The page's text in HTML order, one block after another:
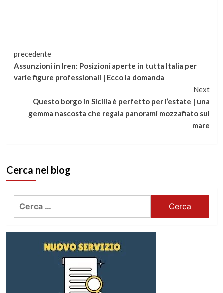
Continua
a
leggere
precedente
Assunzioni in Iren: Posizioni aperte in tutta Italia per
varie figure professionali | Ecco la domanda
Next
Questo borgo in Sicilia è perfetto per l’estate | una
gemma nascosta che regala panorami mozzafiato sul
mare
Cerca nel blog